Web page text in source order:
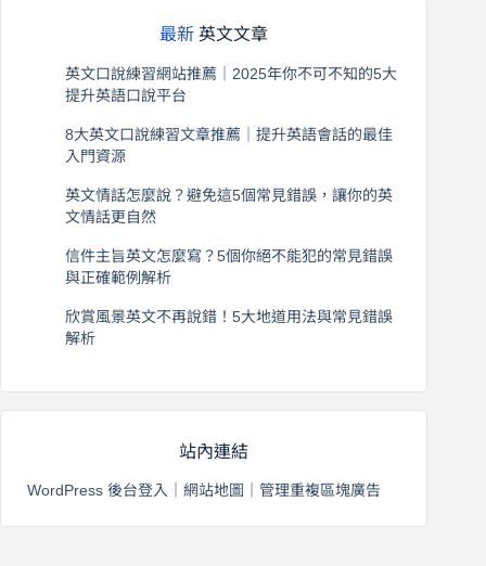
最新 英文文章
英文口說練習網站推薦｜2025年你不可不知的5大
提升英語口說平台
8大英文口說練習文章推薦｜提升英語會話的最佳
入門資源
英文情話怎麼說？避免這5個常見錯誤，讓你的英
文情話更自然
信件主旨英文怎麼寫？5個你絕不能犯的常見錯誤
與正確範例解析
欣賞風景英文不再說錯！5大地道用法與常見錯誤
解析
站內連結
WordPress 後台登入 網站地圖 管理重複區塊廣告